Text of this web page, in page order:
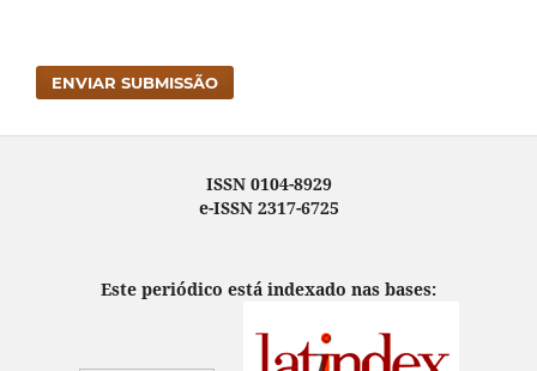
ENVIAR SUBMISSÃO
ISSN 0104-8929
e-ISSN 2317-6725
Este periódico está indexado nas bases: